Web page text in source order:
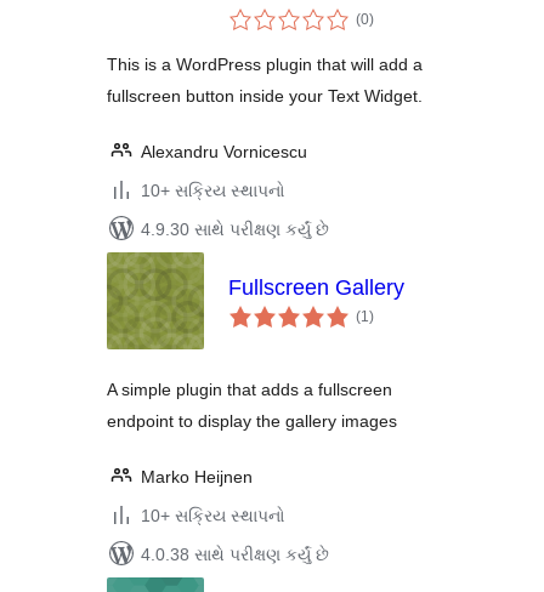
(0કુલ
રેટિંગ્સ
)
This is a WordPress plugin that will add a
fullscreen button inside your Text Widget.
Alexandru Vornicescu
10+ સક્રિય સ્થાપનો
4.9.30 સાથે પરીક્ષણ કર્યું છે
Fullscreen Gallery
(1કુલ
રેટિંગ્સ
)
A simple plugin that adds a fullscreen
endpoint to display the gallery images
Marko Heijnen
10+ સક્રિય સ્થાપનો
4.0.38 સાથે પરીક્ષણ કર્યું છે